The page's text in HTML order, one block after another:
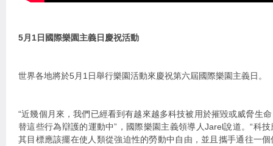
5月1日國際樂園主義日慶祝活動
世界各地將於5月1日舉行樂園活動來慶祝第六屆國際樂園主義日。
“近幾個月來，我們已經看到有越來越多科技被用於摧毀或威脅生
替這些行為辯護的運動中”，國際樂園主義領導人Jarel說道。“科
其目標應該擺在使人類從強迫性的勞動中自由，並且攜手通往一